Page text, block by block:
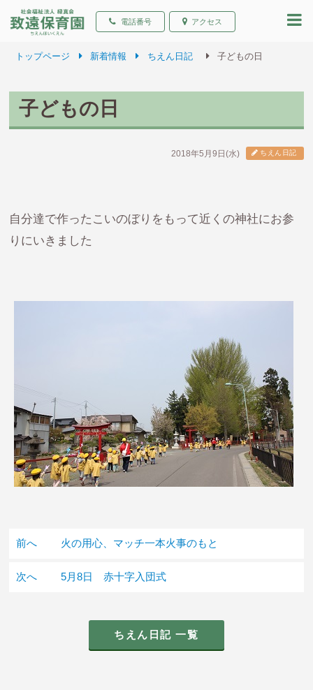
致遠保育園 青森県弘
電話番号 アクセス
トップページ 新着情報 ちえん日記 子どもの日
子どもの日
2018年5月9日(水) ちえん日記
自分達で作ったこいのぼりをもって近くの神社にお参
りにいきました
前へ 火の用心、マッチ一本火事のもと
次へ 5月8日 赤十字入団式
ちえん日記 一覧